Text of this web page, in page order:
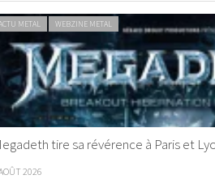
METAL WEBZINE METAL
tire sa révérence à Paris et
2026